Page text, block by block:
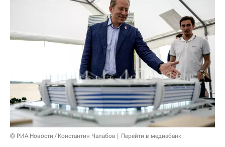
© РИА Новости / Константин Чалабов Перейти в медиабанк